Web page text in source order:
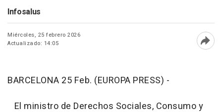
Infosalus
Miércoles, 25 febrero 2026
Actualizado: 14:05
BARCELONA 25 Feb. (EUROPA PRESS) -
El ministro de Derechos Sociales, Consumo y